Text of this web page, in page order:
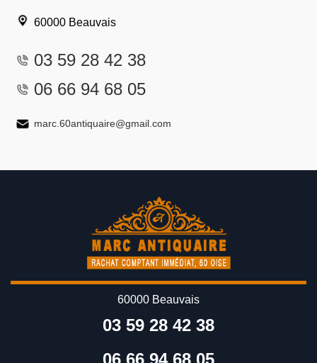
60000 Beauvais
03 59 28 42 38
06 66 94 68 05
marc.60antiquaire@gmail.com
60000 Beauvais
03 59 28 42 38